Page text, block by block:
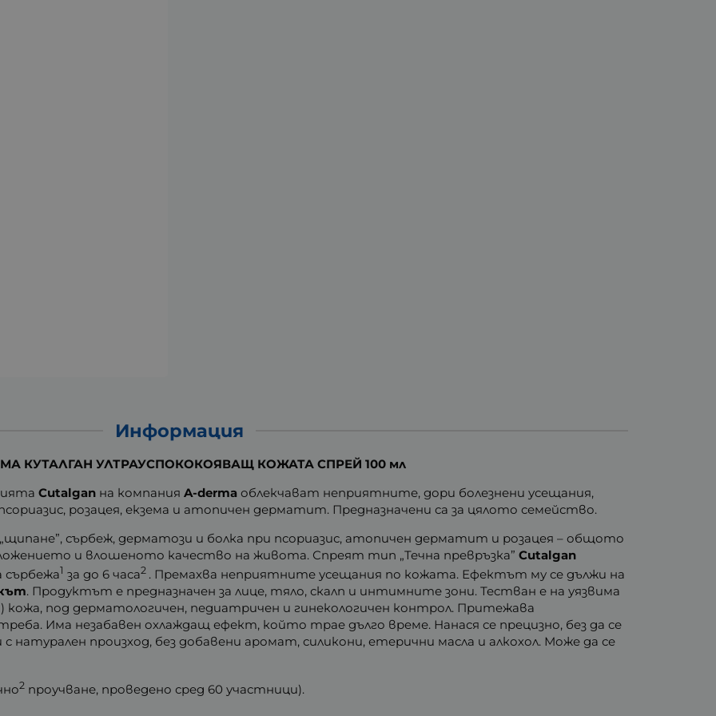
Информация
КУТАЛГАН УЛТРАУСПОКОКОЯВАЩ КОЖАТА СПРЕЙ 100 мл
Cutalgan на компанияA-derma облекчават неприятните, дори болезнени усещания,
розацея, екзема и атопичен дерматит. Предназначени са за цялото семейство.
сърбеж, дерматози и болка при псориазис, атопичен дерматит и розацея – общото
и влошеното качество на живота. Спреят тип „Течна превръзка”Cutalgan
сърбежа1 за до 6 часа2 . Премахва неприятните усещания по кожата. Ефектът му се дължи на
. Продуктът е предназначен за лице, тяло, скалп и интимните зони. Тестван е на уязвима
кожа, под дерматологичен, педиатричен и гинекологичен контрол. Притежава
Има незабавен охлаждащ ефект, който трае дълго време. Нанася се прецизно, без да се
натурален произход, без добавени аромат, силикони, етерични масла и алкохол. Може да се
2 проучване, проведено сред 60 участници).